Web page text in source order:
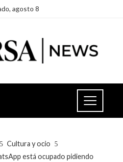
agosto 8
Cultura y ocio
está ocupado pidiendo